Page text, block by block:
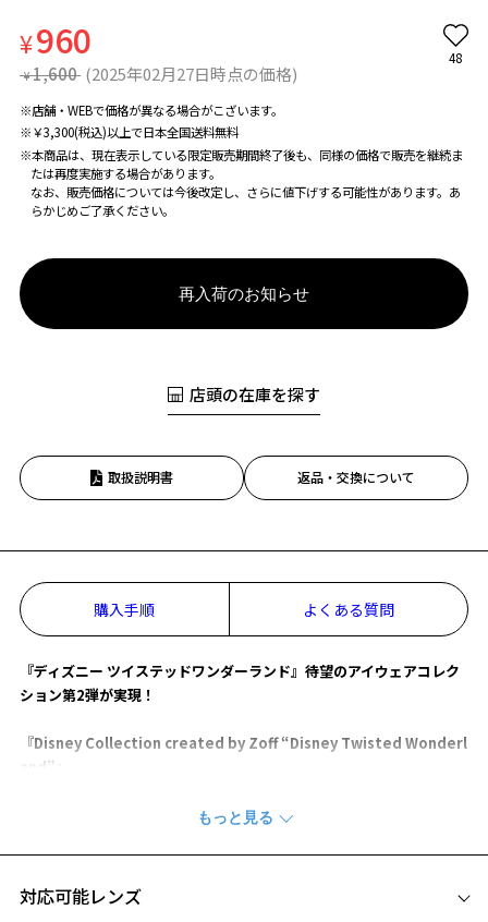
¥960
¥ 1,600 (2025年02月27日時点の価格)
48
お気に入り
お気に入りに追加済です。
※店舗・WEBで価格が異なる場合がこざいます。
※￥3,300(税込)以上で日本全国送料無料
※本商品は、現在表示している限定販売期間終了後も、同様の価格で販売を継続ま
たは再度実施する場合があります。
なお、販売価格については今後改定し、さらに値下げする可能性があります。あ
らかじめご了承ください。
再入荷のお知らせ
店頭の在庫を探す
取扱説明書 返品・交換について
購入手順 よくある質問
『ディズニー ツイステッドワンダーランド』待望のアイウェアコレク
ション第2弾が実現！
『Disney Collection created by Zoff “Disney Twisted Wonderl
and”』
裏面はキャラクターモチーフの総柄になっており、両面楽しめる豪華
な作りです。
対応可能レンズ